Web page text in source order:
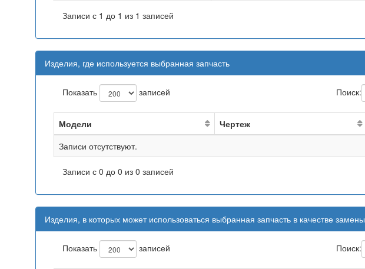
Записи с 1 до 1 из 1 записей
Изделия, где используется выбранная запчасть
Показать записей Поиск:
Модели Чертеж
Записи отсутствуют.
Записи с 0 до 0 из 0 записей
Изделия, в которых может использоваться выбранная запчасть в качестве замены
Показать записей Поиск: